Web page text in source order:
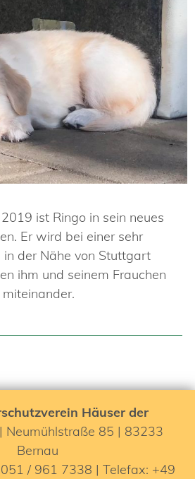
ist Ringo in sein neues
Er wird bei einer sehr
in der Nähe von Stuttgart
ihm und seinem Frauchen
Häuser der
| Neumühlstraße 85 | 83233
Bernau
/ 961 7338 | Telefax: +49